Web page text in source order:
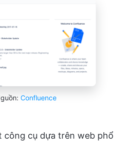
Confluence
công cụ dựa trên web phổ